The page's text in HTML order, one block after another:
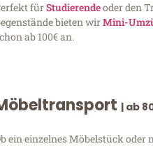
fürStudierendeoder den
bieten wirMini-
ab 100€ an.
| ab
ein einzelnes Möbelstück oder